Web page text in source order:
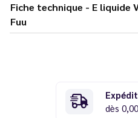
Fiche technique - E liquide Vanille Minimal 10 ml -
Fuu
dès